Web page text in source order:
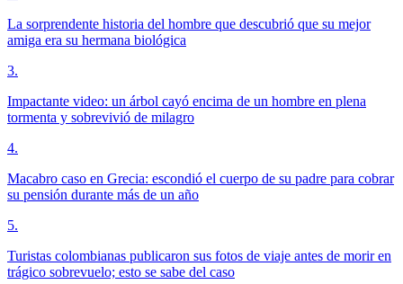
La sorprendente historia del hombre que descubrió que su mejor
amiga era su hermana biológica
3.
Impactante video: un árbol cayó encima de un hombre en plena
tormenta y sobrevivió de milagro
4.
Macabro caso en Grecia: escondió el cuerpo de su padre para cobrar
su pensión durante más de un año
5.
Turistas colombianas publicaron sus fotos de viaje antes de morir en
trágico sobrevuelo; esto se sabe del caso